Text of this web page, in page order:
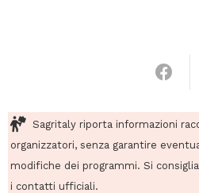
Sagritaly riporta informazioni
organizzatori, senza garantire
modifiche dei programmi. Si
i contatti ufficiali.